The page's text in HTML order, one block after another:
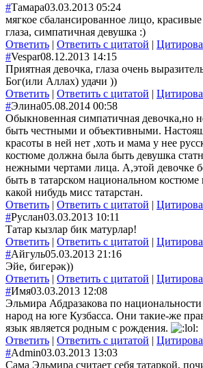
#Тамара03.03.2013 05:24
мягкое сбалансированное лицо,
глаза, симпатичная девушка :)
Ответить | Ответить с цитатой |
#Vespar08.12.2013 14:15
Приятная девочка, глаза очень
Бог(или Аллах) удачи ))
Ответить | Ответить с цитатой |
#Элина05.08.2014 00:58
Обыкновенная симпатичная девочка,но
быть честными и объективными.
красоты в ней нет ,хоть и мама у нее
костюме должна была быть девушка
нежными чертами лица. А,этой девочке
быть в татарском национальном костюме
какой нибудь мисс татарстан.
Ответить | Ответить с цитатой |
#Руслан03.03.2013 10:11
Татар кызлар бик матурлар!
Ответить | Ответить с цитатой |
#Айгуль05.03.2013 21:16
Эйе, бигерәк))
Ответить | Ответить с цитатой |
#Имя03.03.2013 12:08
Эльмира Абдразакова по
народ на юге Кузбасса. Они такие-же
язык является родным с рождения.
Ответить | Ответить с цитатой |
#Admin03.03.2013 13:03
Сама Эльмира считает себя татаркой,